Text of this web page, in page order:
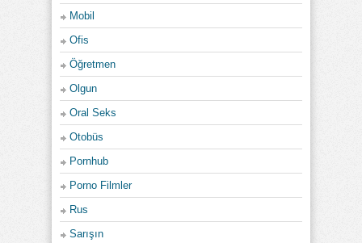
Mobil
Ofis
Öğretmen
Olgun
Oral Seks
Otobüs
Pornhub
Porno Filmler
Rus
Sarışın